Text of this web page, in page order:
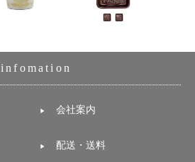
infomation
会社案内
配送・送料